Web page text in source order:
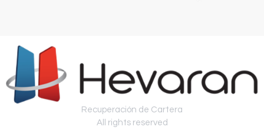
Recuperación de Cartera
All rights reserved